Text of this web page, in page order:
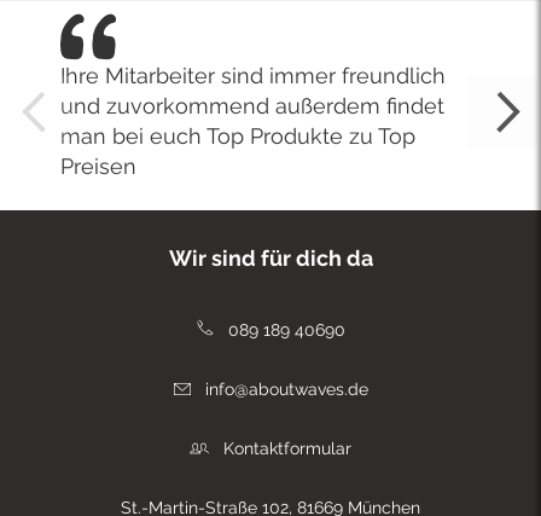
Ihre Mitarbeiter sind immer freundlich
und zuvorkommend außerdem findet
man bei euch Top Produkte zu Top
Preisen
Wir sind für dich da
089 189 40690
info@aboutwaves.de
Kontaktformular
St.-Martin-Straße 102, 81669 München